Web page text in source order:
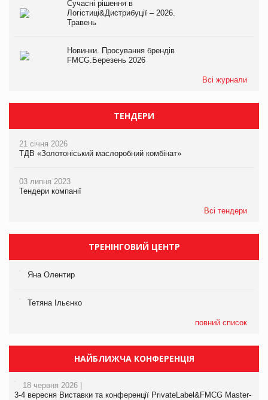
Сучасні рішення в
Логістиці&Дистрибуції – 2026.
Травень
Новинки. Просування брендів
FMCG.Березень 2026
Всі журнали
ТЕНДЕРИ
21 січня 2026
ТДВ «Золотоніський маслоробний комбінат»
03 липня 2023
Тендери компанії
Всі тендери
ТРЕНІНГОВИЙ ЦЕНТР
Яна Олентир
Тетяна Ільєнко
повний список
НАЙБЛИЖЧА КОНФЕРЕНЦІЯ
18 червня 2026 |
3-4 вересня Виставки та конференції PrivateLabel&FMCG Master-